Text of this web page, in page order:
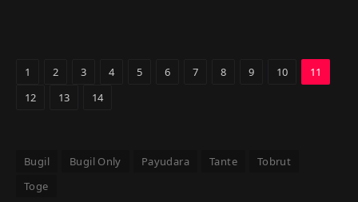
1 2 3 4 5 6 7 8 9 10
11
12
13 14
Bugil Bugil Only Payudara Tante
Tobrut
Toge